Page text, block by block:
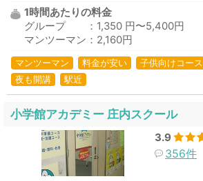
1時間あたりの料金
グループ ：1,350 円〜5,400円
マンツーマン：2,160円
マンツーマン 料金が安い 子供向けコース
夜も開講
駅近
小学館アカデミー 庄内スクール
3.9
356件